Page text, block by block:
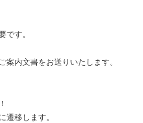
です。
内文書をお送りいたします。
遷移します。